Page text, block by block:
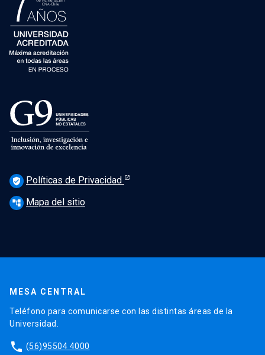
verified_user Políticas de Privacidad
account_tree Mapa del sitio
MESA CENTRAL
Teléfono para comunicarse con las distintas áreas de la
Universidad.
phone (56)95504 4000